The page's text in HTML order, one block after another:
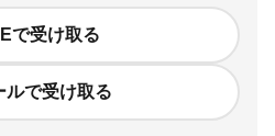
で受け取る
ルで受け取る